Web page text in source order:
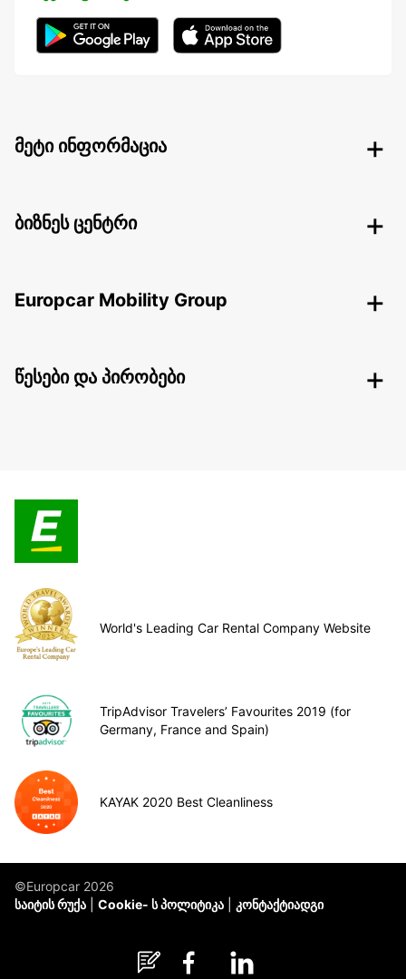
მეტი ინფორმაცია
ბიზნეს ცენტრი
Europcar Mobility Group
წესები და პირობები
World's Leading Car Rental Company Website
TripAdvisor Travelers’ Favourites 2019 (for
Germany, France and Spain)
KAYAK 2020 Best Cleanliness
©Europcar 2026
საიტის რუქა
Cookie- ს პოლიტიკა კონტაქტიადგი